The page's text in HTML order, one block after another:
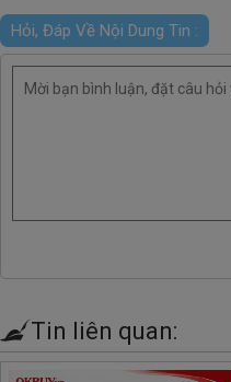
Hỏi, Đáp Về Nội Dung Tin :
Tin liên quan: